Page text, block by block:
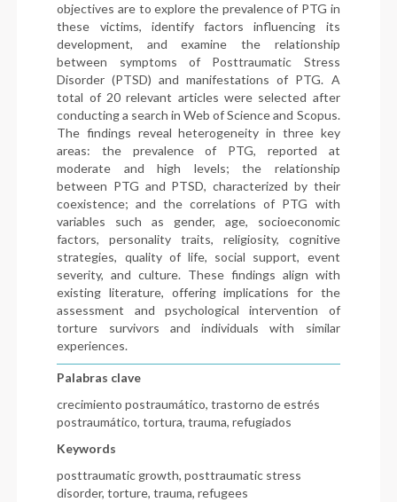
objectives are to explore the prevalence of PTG in
these victims, identify factors influencing its
development, and examine the relationship
between symptoms of Posttraumatic Stress
Disorder (PTSD) and manifestations of PTG. A
total of 20 relevant articles were selected after
conducting a search in Web of Science and Scopus.
The findings reveal heterogeneity in three key
areas: the prevalence of PTG, reported at
moderate and high levels; the relationship
between PTG and PTSD, characterized by their
coexistence; and the correlations of PTG with
variables such as gender, age, socioeconomic
factors, personality traits, religiosity, cognitive
strategies, quality of life, social support, event
severity, and culture. These findings align with
existing literature, offering implications for the
assessment and psychological intervention of
torture survivors and individuals with similar
experiences.
Palabras clave
crecimiento postraumático, trastorno de estrés
postraumático, tortura, trauma, refugiados
Keywords
posttraumatic growth, posttraumatic stress
disorder, torture, trauma, refugees